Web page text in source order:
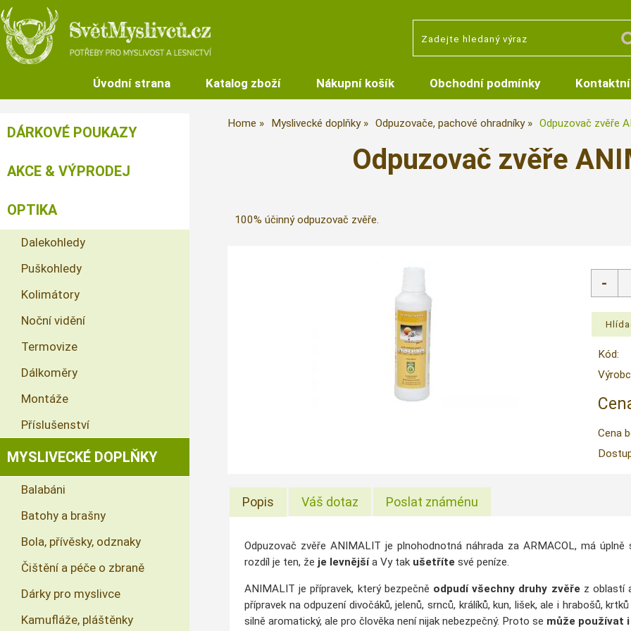
Úvodní strana Katalog zboží Nákupní košík Obchodní podmínky
Home Myslivecké doplňky Odpuzovače, pachové ohradníky Odpuzovač zvěře
Odpuzovač zvěře
100% účinný odpuzovač zvěře.
Kód:
Cena
Popis Váš dotaz Poslat známénu
Odpuzovač zvěře ANIMALITje plnohodnotná náhrada za ARMACOL, má úplně
rozdíl je ten, že je levnější a Vy tak ušetříte své peníze.
ANIMALIT je přípravek, který bezpečně odpudí všechny druhy zvěře z oblastí
přípravek na odpuzení divočáků, jelenů, srnců, králíků, kun, lišek, ale i hrabošů,krtků
silně aromatický, ale pro člověka není nijak nebezpečný. Proto se může používat
DÁRKOVÉ POUKAZY
AKCE & VÝPRODEJ
OPTIKA
Dalekohledy
Puškohledy
Kolimátory
Noční vidění
Termovize
Dálkoměry
Montáže
Příslušenství
MYSLIVECKÉ DOPLŇKY
Balabáni
Batohy a brašny
Bola, přívěsky, odznaky
Čištění a péče o zbraně
Dárky pro myslivce
Kamufláže, pláštěnky